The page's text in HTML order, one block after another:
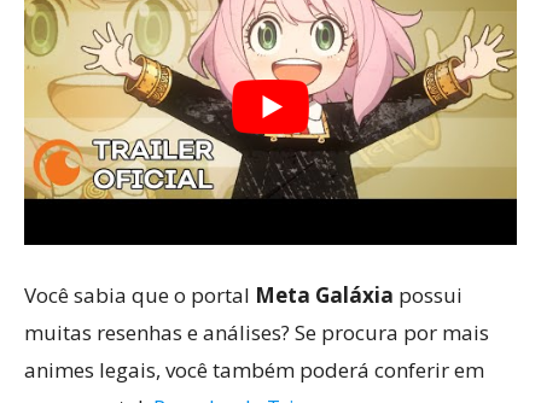
Você sabia que o portal Meta Galáxia possui
muitas resenhas e análises? Se procura por mais
animes legais, você também poderá conferir em